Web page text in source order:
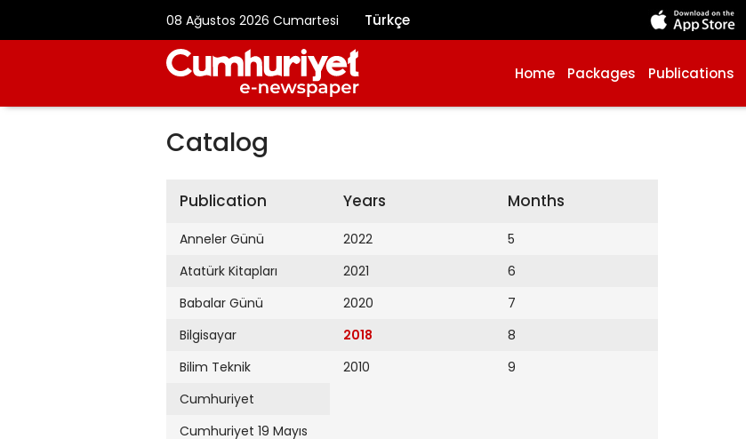
08 Ağustos 2026 Cumartesi Türkçe
Home Packages Publications
Catalog
Publication
Anneler Günü
Atatürk Kitapları
Babalar Günü
Bilgisayar
Bilim Teknik
Cumhuriyet
Cumhuriyet 19 Mayıs
Years
2022
2021
2020
2018
2010
Months
5
6
7
8
9